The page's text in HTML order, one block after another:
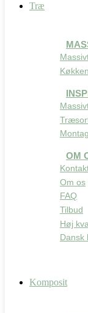
Træ
OM
Om os
FAQ
Tilbud
Høj
Dansk
Komposit